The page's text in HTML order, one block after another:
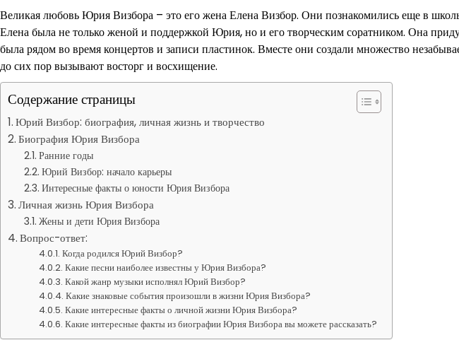
Великая любовь Юрия Визбора – это его жена Елена Визбор. Они познакомились еще в
Елена была не только женой и поддержкой Юрия, но и его творческим соратником. Она
была рядом во время концертов и записи пластинок. Вместе они создали множество
до сих пор вызывают восторг и восхищение.
Содержание страницы
Юрий Визбор: биография, личная жизнь и творчество
Биография Юрия Визбора
Ранние годы
Юрий Визбор: начало карьеры
Интересные факты о юности Юрия Визбора
Личная жизнь Юрия Визбора
Жены и дети Юрия Визбора
Вопрос-ответ:
Когда родился Юрий Визбор?
Какие песни наиболее известны у Юрия Визбора?
Какой жанр музыки исполнял Юрий Визбор?
Какие знаковые события произошли в жизни Юрия Визбора?
Какие интересные факты о личной жизни Юрия Визбора?
Какие интересные факты из биографии Юрия Визбора вы можете рассказать?